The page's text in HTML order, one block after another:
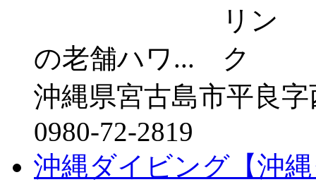
の老舗ハワ...
沖縄県宮古島市平良字
0980-72-2819
沖縄ダイビング【沖